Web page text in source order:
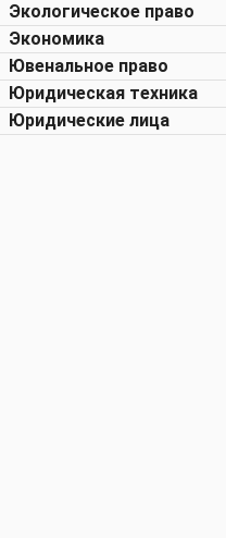
Экологическое право
Экономика
Ювенальное право
Юридическая техника
Юридические лица